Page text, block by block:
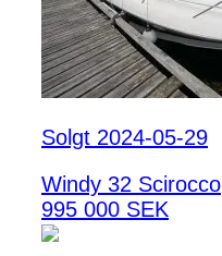
Solgt 2024-05-29
Windy 32 Scirocco
995 000 SEK